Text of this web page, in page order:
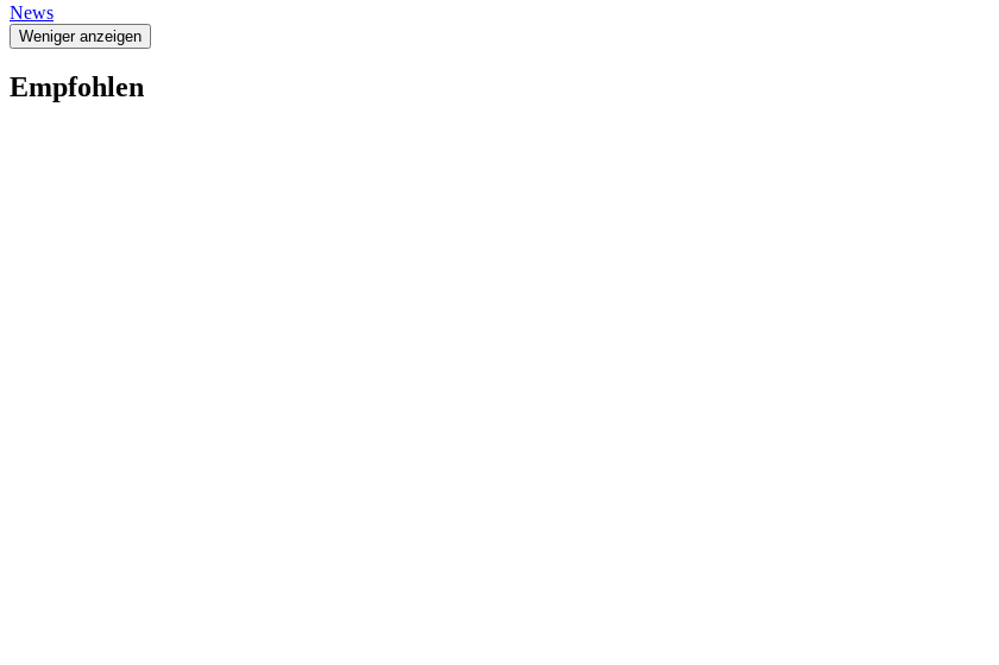
News
Weniger anzeigen
Empfohlen